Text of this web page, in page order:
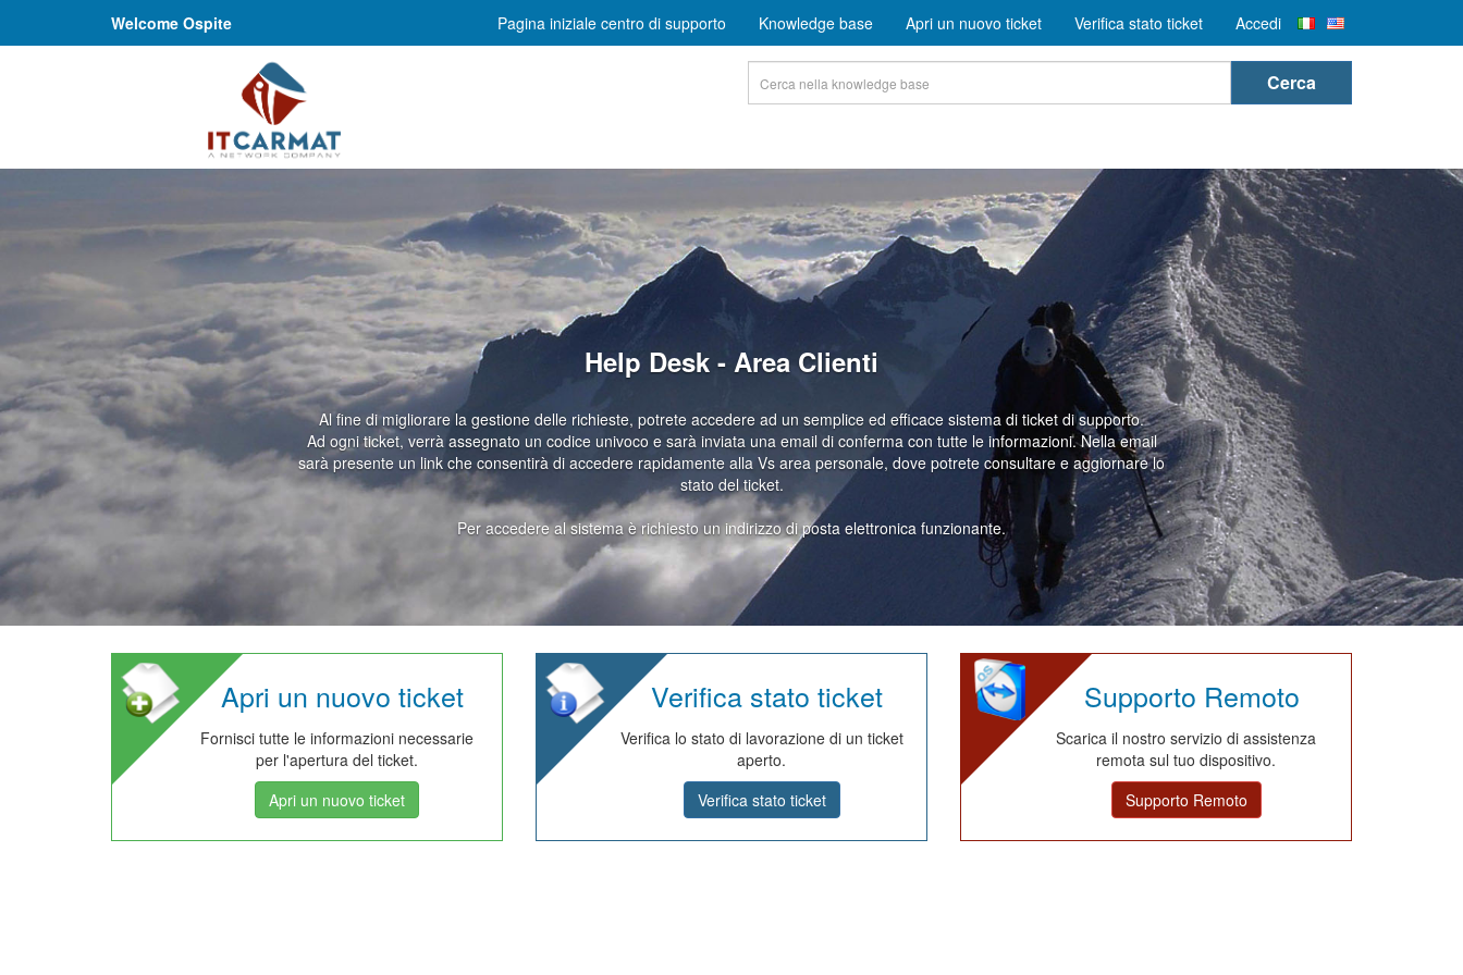
Welcome Ospite Pagina iniziale centro di supporto Knowledge base Apri un nuovo ticket Verifica stato ticket Accedi
Cerca
Help Desk - Area Clienti
Al fine di migliorare la gestione delle richieste, potrete accedere ad un semplice ed efficace sistema di ticket di supporto.
Ad ogni ticket, verrà assegnato un codice univoco e sarà inviata una email di conferma con tutte le informazioni. Nella email
sarà presente un link che consentirà di accedere rapidamente alla Vs area personale, dove potrete consultare e aggiornare lo
stato del ticket.
Per accedere al sistema è richiesto un indirizzo di posta elettronica funzionante.
Apri un nuovo ticket
Fornisci tutte le informazioni necessarie
per l'apertura del ticket.
Apri un nuovo ticket
Verifica stato ticket
Verifica lo stato di lavorazione di un ticket
aperto.
Verifica stato ticket
Supporto Remoto
Scarica il nostro servizio di assistenza
remota sul tuo dispositivo.
Supporto Remoto